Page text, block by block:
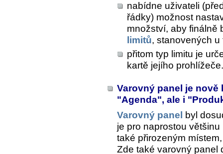
nabídne uživateli
řádky) možnost
množství, aby finálně
limitů, stanovených
přitom typ limitu je
kartě jejího prohlížeče.
Varovný panel je
"Agenda", ale i
Varovný panel byl
je pro naprostou
také přirozeným
Zde také varovný panel